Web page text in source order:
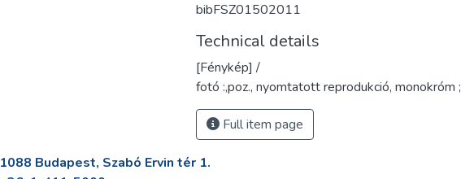
bibFSZ01502011
Technical details
[Fénykép] /
fotó :,poz., nyomtatott reprodukció, monokróm ;
Full item page
1088 Budapest, Szabó Ervin tér 1.